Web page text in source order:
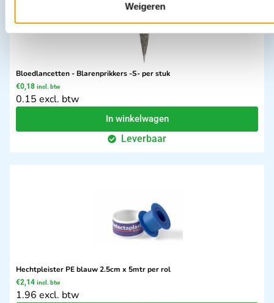
Weigeren
Bloedlancetten - Blarenprikkers -S- per stuk
€0,18 incl. btw
0.15 excl. btw
In winkelwagen
Leverbaar
Hechtpleister PE blauw 2.5cm x 5mtr per rol
€2,14 incl. btw
1.96 excl. btw